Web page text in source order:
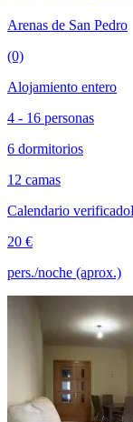
Arenas de San Pedro
(0)
Alojamiento entero
4 - 16 personas
6 dormitorios
12 camas
Calendario verificado
20 €
pers./noche (aprox.)